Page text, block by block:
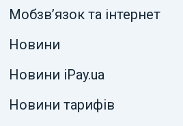
Мобзв’язок та інтернет
Новини
Новини iPay.ua
Новини тарифів